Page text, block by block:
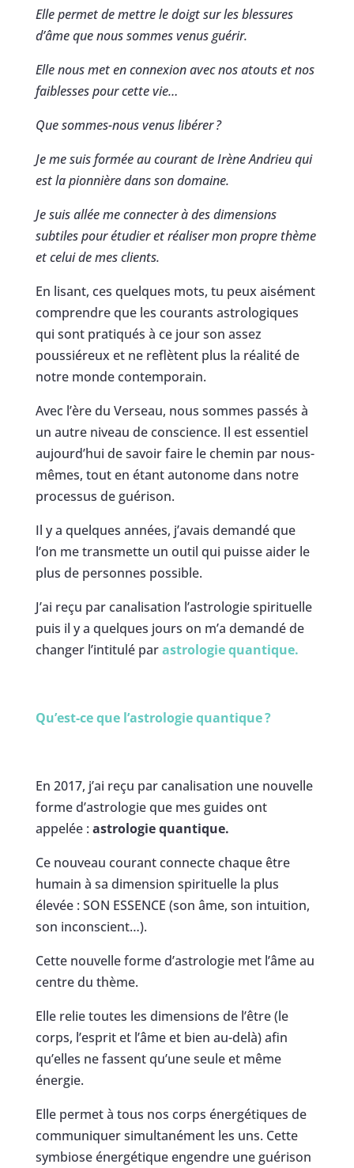
Elle permet de mettre le doigt sur les blessures
d’âme que nous sommes venus guérir.
Elle nous met en connexion avec nos atouts et nos
faiblesses pour cette vie…
Que sommes-nous venus libérer?
Je me suis formée au courant de Irène Andrieu qui
est la pionnière dans son domaine.
Je suis allée me connecter à des dimensions
subtiles pour étudier et réaliser mon propre thème
et celui de mes clients.
En lisant, ces quelques mots, tu peux aisément
comprendre que les courants astrologiques
qui sont pratiqués à ce jour son assez
poussiéreux et ne reflètent plus la réalité de
notre monde contemporain.
Avec l’ère du Verseau, nous sommes passés à
un autre niveau de conscience. Il est essentiel
aujourd’hui de savoir faire le chemin par nous-
mêmes, tout en étant autonome dans notre
processus de guérison.
Il y a quelques années, j’avais demandé que
l’on me transmette un outil qui puisse aider le
plus de personnes possible.
J’ai reçu par canalisation l’astrologie spirituelle
puis il y a quelques jours on m’a demandé de
changer l’intitulé parastrologie quantique.
Qu’est-ce que l’astrologie quantique?
En 2017, j’ai reçu par canalisation une nouvelle
forme d’astrologie que mes guides ont
appelée : astrologie quantique.
Ce nouveau courant connecte chaque être
humain à sa dimension spirituelle la plus
élevée : SON ESSENCE (son âme, son intuition,
son inconscient…).
Cette nouvelle forme d’astrologie met l’âme au
centre du thème.
Elle relie toutes les dimensions de l’être (le
corps, l’esprit et l’âme et bien au-delà) afin
qu’elles ne fassent qu’une seule et même
énergie.
Elle permet à tous nos corps énergétiques de
communiquer simultanément les uns. Cette
symbiose énergétique engendre une guérison